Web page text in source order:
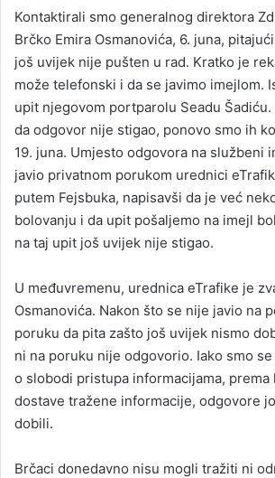
Kontaktirali smo generalnog direktora
Brčko Emira Osmanovića, 6. juna,
još uvijek nije pušten u rad. Kratko je
može telefonski i da se javimo imejlom.
upit njegovom portparolu Seadu
da odgovor nije stigao, ponovo smo ih
19. juna. Umjesto odgovora na službeni
javio privatnom porukom urednici
putem Fejsbuka, napisavši da je već
bolovanju i da upit pošaljemo na imejl
na taj upit još uvijek nije stigao.
U međuvremenu, urednica eTrafike je
Osmanovića. Nakon što se nije javio na
poruku da pita zašto još uvijek nismo
ni na poruku nije odgovorio. Iako smo
o slobodi pristupa informacijama, prema
dostave tražene informacije, odgovore
dobili.
Brčaci donedavno nisu mogli tražiti ni